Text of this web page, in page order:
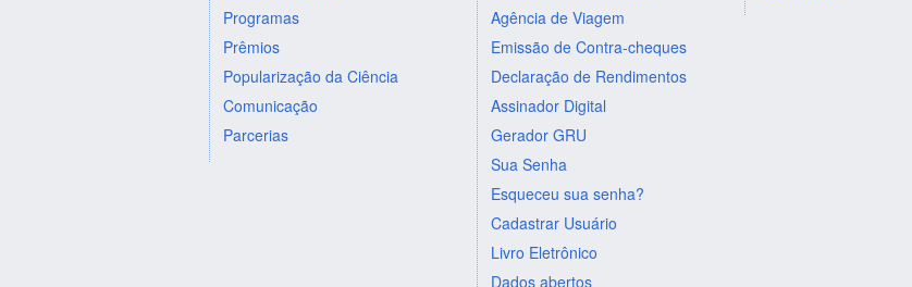
Programas
Prêmios
Popularização da Ciência
Comunicação
Parcerias
Agência de Viagem
Emissão de Contra-cheques
Declaração de Rendimentos
Assinador Digital
Gerador GRU
Sua Senha
Esqueceu sua senha?
Cadastrar Usuário
Livro Eletrônico
Dados abertos